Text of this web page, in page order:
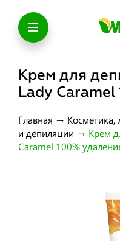
Крем для
Lady Caramel
Главная → Косметика,
и депиляции → Крем
Caramel 100%